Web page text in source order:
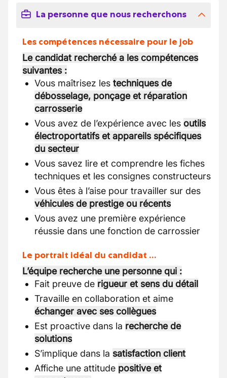
La personne que nous recherchons
Les compétences nécessaire pour le job
Le candidat recherché a les compétences
suivantes :
Vous maîtrisez les techniques de
débosselage, ponçage et réparation
carrosserie
Vous avez de l’expérience avec les outils
électroportatifs et appareils spécifiques
du secteur
Vous savez lire et comprendre les fiches
techniques et les consignes constructeurs
Vous êtes à l’aise pour travailler sur des
véhicules de prestige ou récents
Vous avez une première expérience
réussie dans une fonction de carrossier
Le portrait idéal du candidat …
L’équipe recherche une personne qui :
Fait preuve de rigueur et sens du détail
Travaille en collaboration et aime
échanger avec ses collègues
Est proactive dans la recherche de
solutions
S’implique dans la satisfaction client
Affiche une attitude positive et